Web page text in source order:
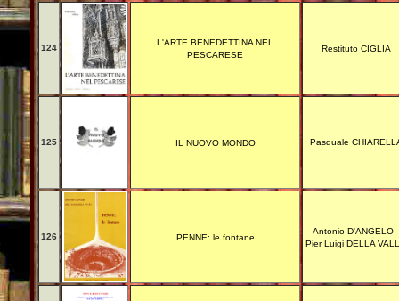
124
L'ARTE BENEDETTINA NEL
PESCARESE
Restituto CIGLIA
125 IL NUOVO MONDO Pasquale
126 PENNE: le fontane
Antonio D'ANGELO -
Pier Luigi DELLA